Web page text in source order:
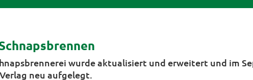
wurde aktualisiert und erweitert und im
neu aufgelegt.